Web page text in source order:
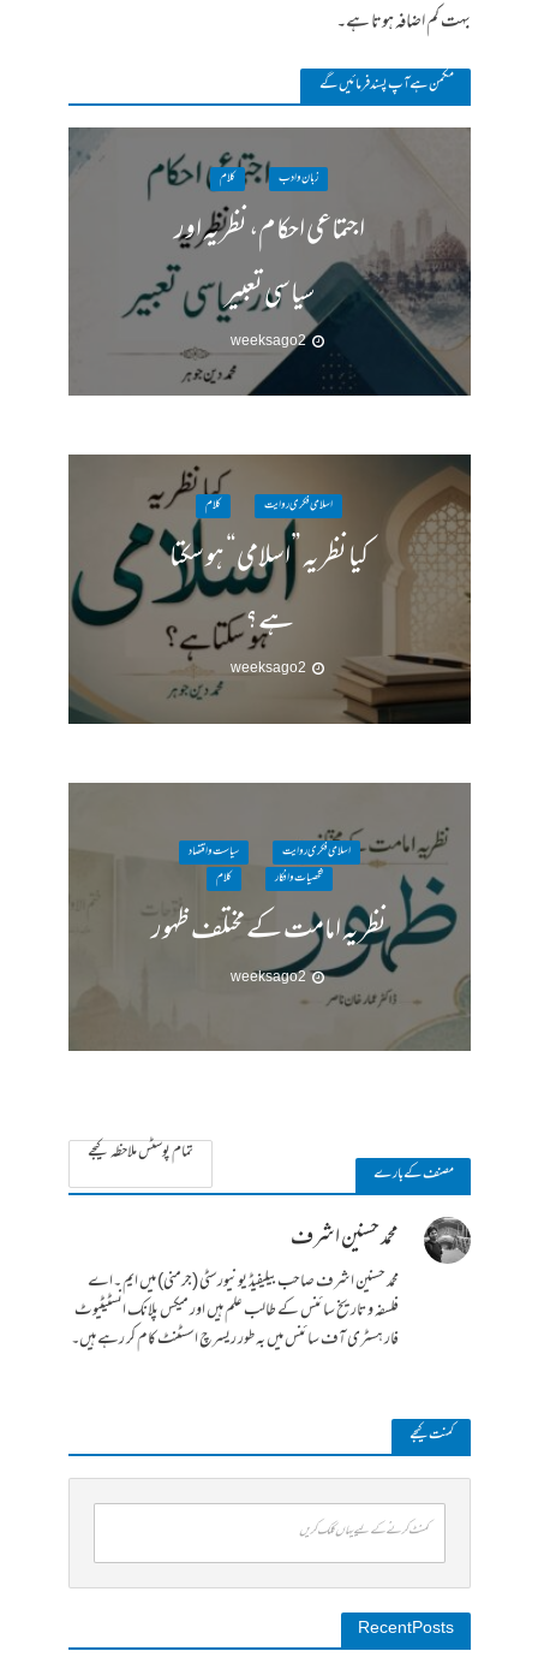
بہت کم اضافہ ہوتا ہے۔
مکمن ہےآپ پسند فرمائیں گے
زبان وادب کلام
اجتماعی احکام، نظریہ اور
سیاسی تعبیر
2 weeks ago
اسلامی فکری روایت کلام
کیا نظریہ ”اسلامی“ ہو سکتا
ہے؟
2 weeks ago
اسلامی فکری روایت
سیاست واقتصاد
شخصیات وافکار
کلام
نظریہ امامت کے مختلف ظہور
2 weeks ago
مصنف کے بارے
تمام پوسٹس ملاحظہ کیجے
محمد حسنین اشرف
محمد حسنین اشرف صاحب بیلیفیڈ یونیورسٹی (جرمنی) میں ایم ۔اے
فلسفہ و تاریخ سائنس کے طالب علم ہیں اور میکس پلانک انسٹیٹیوٹ
فار ہسٹری آف سائنس میں بہ طور ریسرچ اسسٹنٹ کام کر رہے ہیں۔
کمنت کیجے
کمنٹ کرنے کے لیے یہاں کلک کریں
Recent Posts